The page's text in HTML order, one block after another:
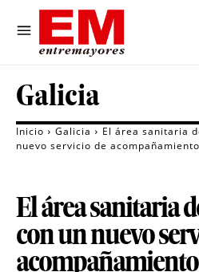
Galicia
Inicio Galicia
El área sanitaria
nuevo servicio de
El área sanitaria
con un nuevo